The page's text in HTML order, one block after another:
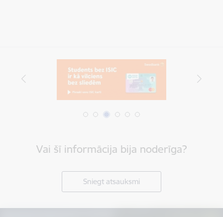
Vai šī informācija bija noderīga?
Sniegt atsauksmi